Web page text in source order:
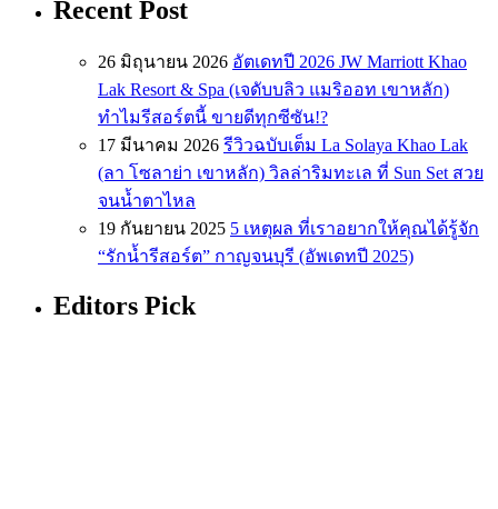
Recent Post
26 มิถุนายน 2026 อัตเดทปี 2026 JW Marriott Khao
Lak Resort & Spa (เจดับบลิว แมริออท เขาหลัก)
ทำไมรีสอร์ตนี้ ขายดีทุกซีซัน!?
17 มีนาคม 2026 รีวิวฉบับเต็ม La Solaya Khao Lak
(ลา โซลาย่า เขาหลัก) วิลล่าริมทะเล ที่ Sun Set สวย
จนน้ำตาไหล
19 กันยายน 2025 5 เหตุผล ที่เราอยากให้คุณได้รู้จัก
“รักน้ำรีสอร์ต” กาญจนบุรี (อัพเดทปี 2025)
Editors Pick